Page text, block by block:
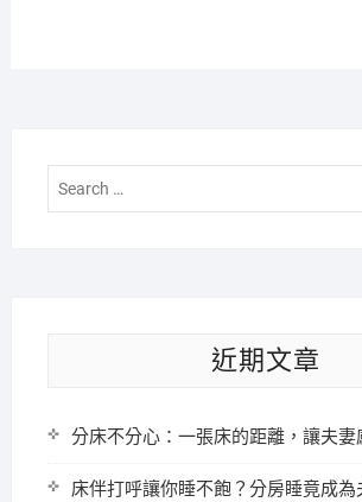
近期文章
分床不分心：一張床的距離，讓夫妻
床伴打呼讓你睡不飽？分房睡竟成為